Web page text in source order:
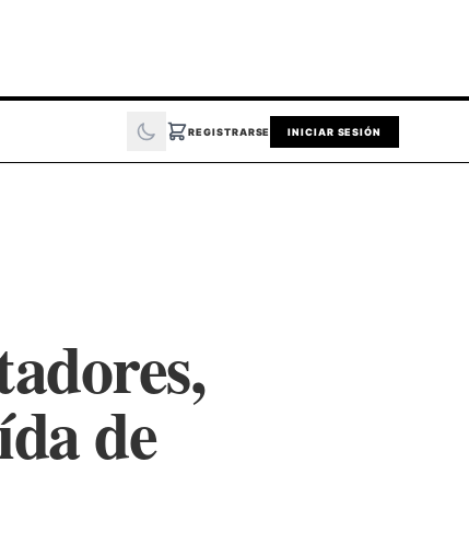
REGISTRARSE INICIAR SESIÓN
de